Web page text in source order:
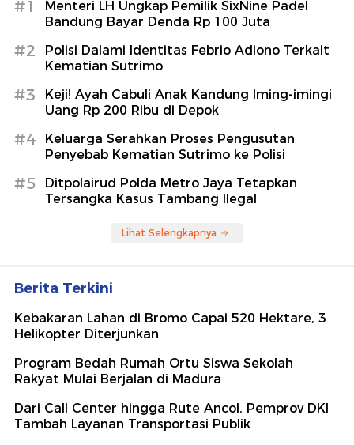
#1
Menteri LH Ungkap Pemilik SixNine Padel
Bandung Bayar Denda Rp 100 Juta
#2
Polisi Dalami Identitas Febrio Adiono Terkait
Kematian Sutrimo
#3
Keji! Ayah Cabuli Anak Kandung Iming-imingi
Uang Rp 200 Ribu di Depok
#4
Keluarga Serahkan Proses Pengusutan
Penyebab Kematian Sutrimo ke Polisi
#5
Ditpolairud Polda Metro Jaya Tetapkan
Tersangka Kasus Tambang Ilegal
Lihat Selengkapnya
Berita Terkini
Kebakaran Lahan di Bromo Capai 520 Hektare, 3
Helikopter Diterjunkan
Program Bedah Rumah Ortu Siswa Sekolah
Rakyat Mulai Berjalan di Madura
Dari Call Center hingga Rute Ancol, Pemprov DKI
Tambah Layanan Transportasi Publik